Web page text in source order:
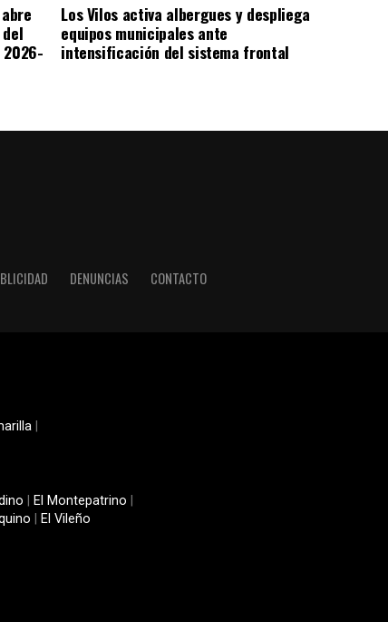
Los Vilos activa albergues y despliega
equipos municipales ante
intensificación del sistema frontal
DENUNCIAS CONTACTO
El Montepatrino
El Vileño